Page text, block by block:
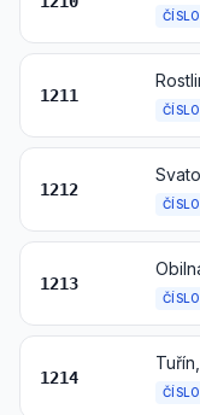
ČÍSLO
1211
ČÍSLO
1212
ČÍSLO
1213
ČÍSLO
1214
ČÍSLO